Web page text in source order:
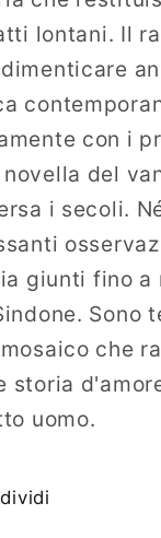
lontani. Il
con i
novella del
i secoli.
giunti fino a
Sono
che
storia
uomo.